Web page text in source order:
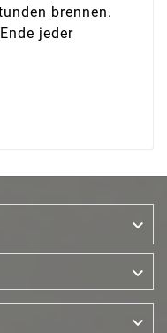
brennen.
jeder


